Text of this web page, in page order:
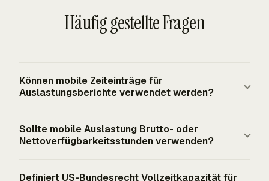
Häufig gestellte Fragen
Können mobile Zeiteinträge für
Auslastungsberichte verwendet werden?
speisen, wenn jeder Eintrag einen Abrechnungsstatus, ein
Projekt oder einen Kunden, ein Datum und einen
Sollte mobile Auslastung Brutto- oder
Nettoverfügbarkeitsstunden verwenden?
Definiert US-Bundesrecht Vollzeitkapazität für